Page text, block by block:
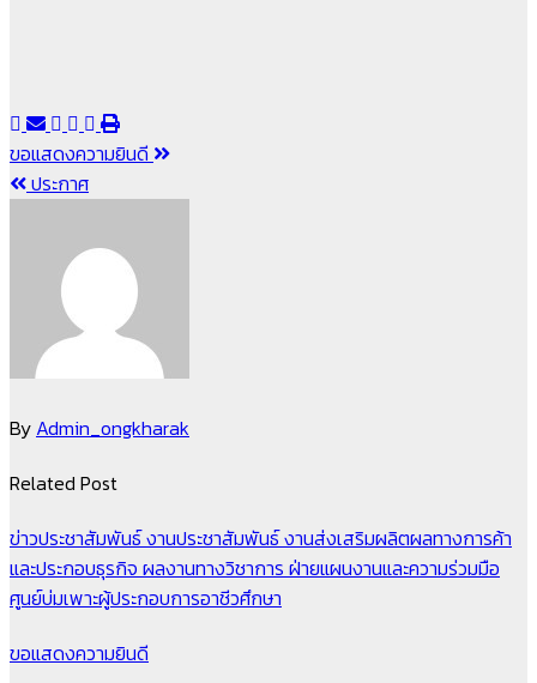
แนะแนว
เรื่อง
ขอแสดงความยินดี
ประกาศ
By Admin_ongkharak
Related Post
ข่าวประชาสัมพันธ์งานประชาสัมพันธ์งานส่งเสริมผลิตผลทางการค้า
และประกอบธุรกิจ ผลงานทางวิชาการ ฝ่ายแผนงานและความร่วมมือ
ศูนย์บ่มเพาะผู้ประกอบการอาชีวศึกษา
ขอแสดงความยินดี